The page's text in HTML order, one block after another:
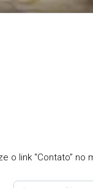
o link “Contato” no